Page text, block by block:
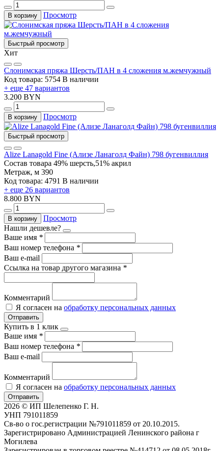
В корзину Просмотр
Быстрый просмотр
Хит
Слонимская пряжа Шерсть/ПАН в 4 сложения м.жемчужный
Код товара: 5754 В наличии
+ еще 47 вариантов
3.200 BYN
В корзину Просмотр
Быстрый просмотр
Alize Lanagold Fine (Ализе Ланаголд Файн) 798 бугенвиллия
Состав товара 49% шерсть,51% акрил
Метраж, м 390
Код товара: 4791 В наличии
+ еще 26 вариантов
8.800 BYN
В корзину
Просмотр
Нашли дешевле?
Ваше имя *
Ваш номер телефона *
Ваш e-mail
Ссылка на товар другого магазина *
Комментарий
Я согласен на обработку персональных данных
Отправить
Купить в 1 клик
Ваше имя *
Ваш номер телефона *
Ваш e-mail
Комментарий
Я согласен на обработку персональных данных
Отправить
2026 © ИП Шелепенко Г. Н.
УНП 791011859
Св-во о гос.регистрации №791011859 от 20.10.2015.
Зарегистрировано Администрацией Ленинского района г
Могилева